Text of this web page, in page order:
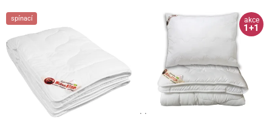
spínací akce
1+1
· ·